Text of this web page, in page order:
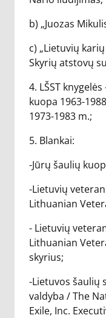
b) „Juozas
c) „Lietuvių
Skyrių atstovų
4. LŠST
kuopa 1963-
1973-1983 m.;
5. Blankai:
-Jūrų šaulių
-Lietuvių
Lithuanian
- Lietuvių
Lithuanian
skyrius;
-Lietuvos šaulių
valdyba / The
Exile, Inc.